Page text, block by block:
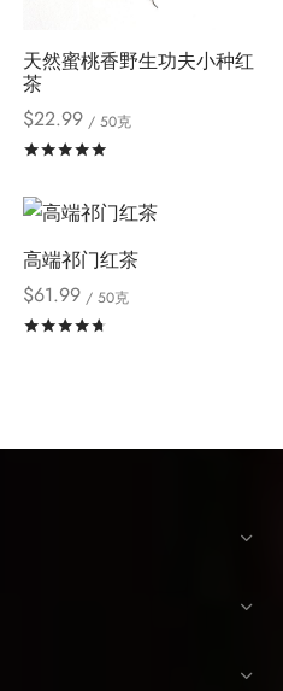
天然蜜桃香野生功夫小种红
茶
$22.99/ 50克
高端祁门红茶
$61.99/ 50克